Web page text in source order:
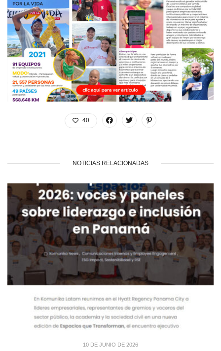
40
NOTICIAS RELACIONADAS
10 DE JUNIO DE 2026